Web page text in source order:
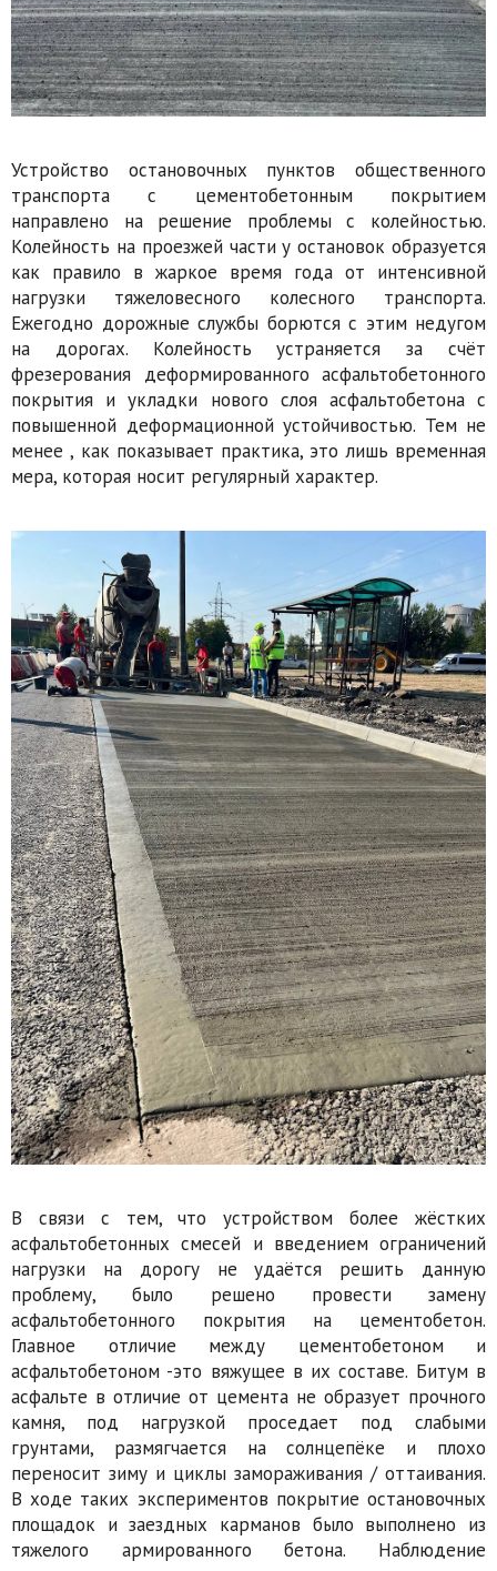
Устройство остановочных пунктов общественного
транспорта с цементобетонным покрытием
направлено на решение проблемы с колейностью.
Колейность на проезжей части у остановок образуется
как правило в жаркое время года от интенсивной
нагрузки тяжеловесного колесного транспорта.
Ежегодно дорожные службы борются с этим недугом
на дорогах. Колейность устраняется за счёт
фрезерования деформированного асфальтобетонного
покрытия и укладки нового слоя асфальтобетона с
повышенной деформационной устойчивостью. Тем не
менее , как показывает практика, это лишь временная
мера, которая носит регулярный характер.
В связи с тем, что устройством более жёстких
асфальтобетонных смесей и введением ограничений
нагрузки на дорогу не удаётся решить данную
проблему, было решено провести замену
асфальтобетонного покрытия на цементобетон.
Главное отличие между цементобетоном и
асфальтобетоном -это вяжущее в их составе. Битум в
асфальте в отличие от цемента не образует прочного
камня, под нагрузкой проседает под слабыми
грунтами, размягчается на солнцепёке и плохо
переносит зиму и циклы замораживания / оттаивания.
В ходе таких экспериментов покрытие остановочных
площадок и заездных карманов было выполнено из
тяжелого армированного бетона. Наблюдение